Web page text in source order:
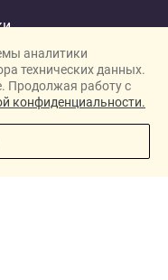
ЖК
аналитики
технических данных.
Продолжая работу с
конфиденциальности.